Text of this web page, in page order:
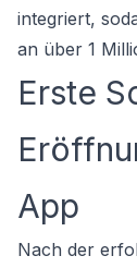
integriert,
an über 1
Erste
App
Nach der